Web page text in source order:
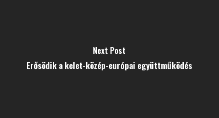
Next Post
Erősödik a kelet-közép-európai együttműködés